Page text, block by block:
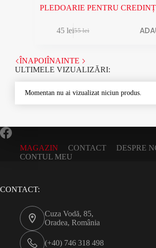
PLEDOARIE PENTRU
55lei
Prețul
fost:
55 lei.
45 leiPrețul
45 lei.
ÎNAPOIÎNAINTE
ULTIMELE VIZUALIZĂRI:
Momentan nu ai vizualizat niciun produs.
MAGAZIN CONTACT
DESPRE
CONTUL MEU
CONTACT:
Cuza Vodă, 85,
Oradea, România
(+40) 746 318 498